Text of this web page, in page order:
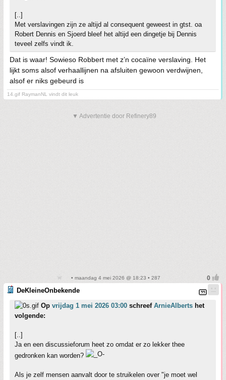
[..]
Met verslavingen zijn ze altijd al consequent geweest in gtst. oa
Robert Dennis en Sjoerd bleef het altijd een dingetje bij Dennis
teveel zelfs vindt ik.
Dat is waar! Sowieso Robbert met z’n cocaïne verslaving. Het
lijkt soms alsof verhaallijnen na afsluiten gewoon verdwijnen,
alsof er niks gebeurd is
14.gif RaymanNL vindt dit leuk
▼ Advertentie door Refinery89
• maandag 4 mei 2026 @ 18:23 • 287
DeKleineOnbekende
Op vrijdag 1 mei 2026 03:00 schreef ArnieAlberts het
volgende:
[..]
Ja en een discussieforum heet zo omdat er zo lekker thee
gedronken kan worden?
Als je zelf mensen aanvalt door te struikelen over "je moet wel